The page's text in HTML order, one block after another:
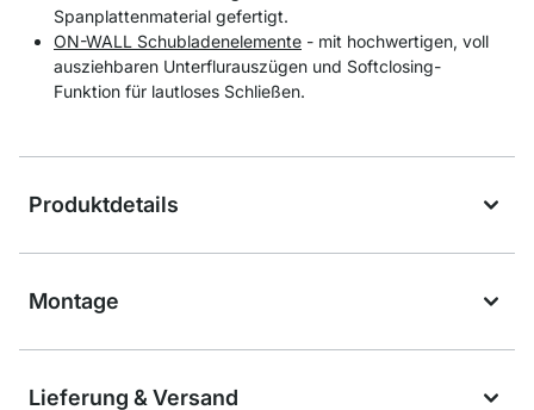
Spanplattenmaterial gefertigt.
ON-WALL Schubladenelemente - mit hochwertigen, voll
ausziehbaren Unterflurauszügen und Softclosing-
Funktion für lautloses Schließen.
Produktdetails
Montage
Lieferung & Versand